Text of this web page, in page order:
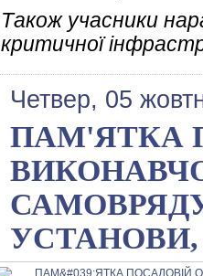
Також учасники
критичної
Четвер, 05
ПАМ'ЯТКА
УСТАНОВИ,